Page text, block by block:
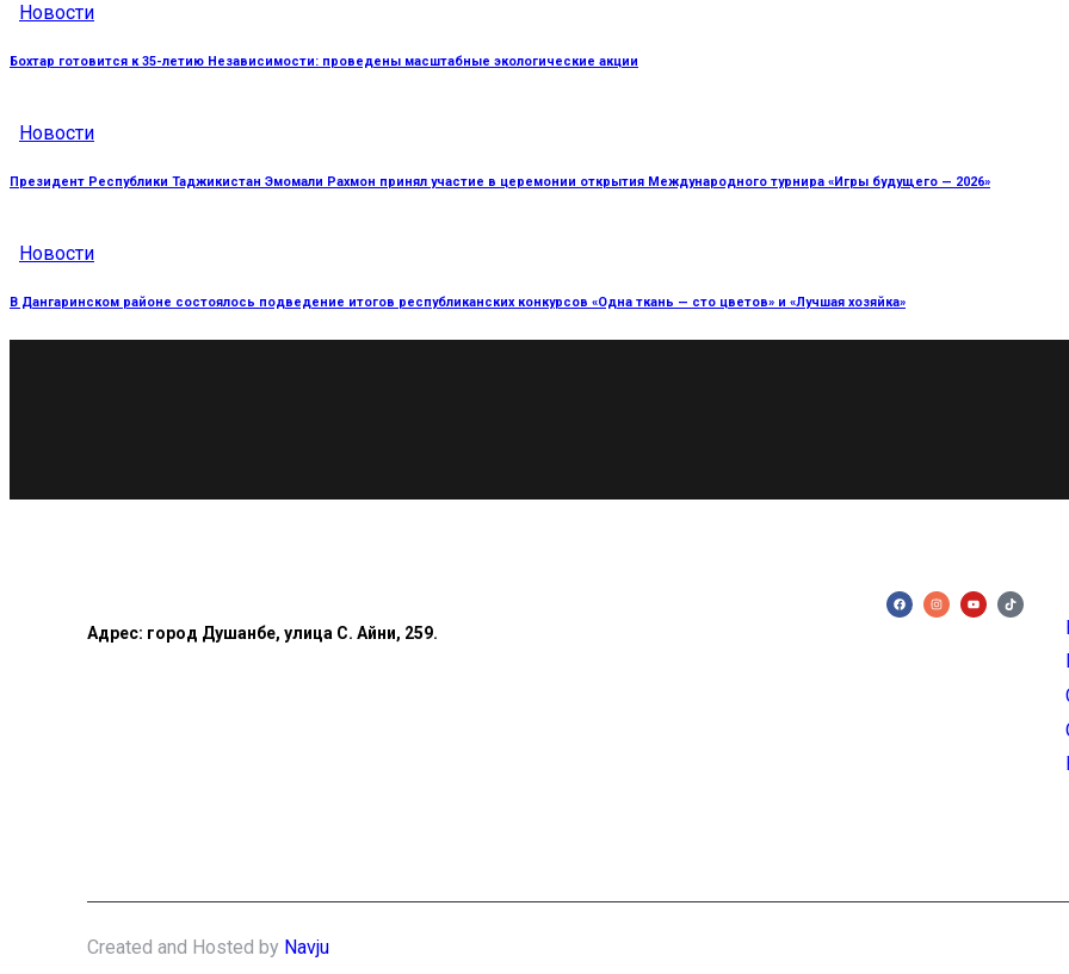
Новости
Бохтар готовится к 35-летию Независимости: проведены масштабные экологические акции
Новости
Президент Республики Таджикистан Эмомали Рахмон принял участие в церемонии открытия Международного турнира «Игры будущего — 2026»
Новости
В Дангаринском районе состоялось подведение итогов республиканских конкурсов «Одна ткань — сто цветов» и «Лучшая хозяйка»
Адрес: город Душанбе, улица С. Айни, 259.
Created and Hosted by Navju